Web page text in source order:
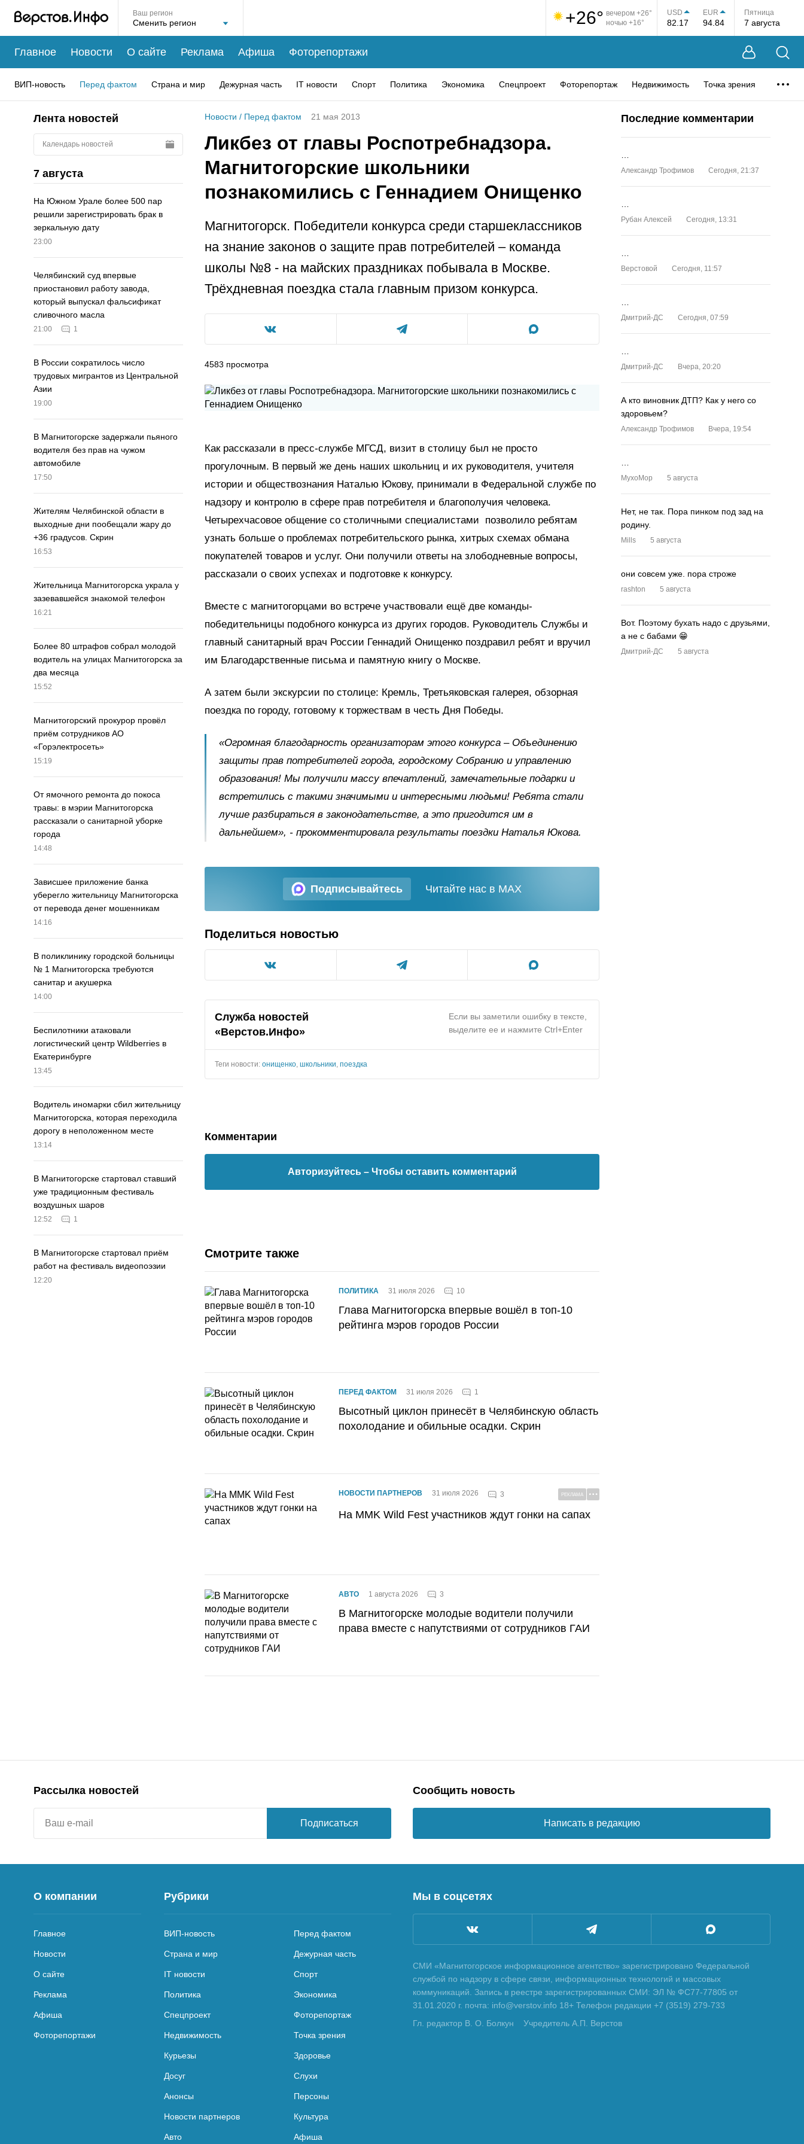
Ваш регион +26° вечером +26°
ночью +16°
USD
82.17
EUR
94.84
Пятница
7 августа
Главное Новости О сайте Реклама Афиша Фоторепортажи
ВИП-новость Перед фактом Страна и мир Дежурная часть IT новости Спорт Политика Экономика Спецпроект Фоторепортаж Недвижимость Точка зрения
Лента новостей
Календарь новостей
7 августа
На Южном Урале более 500 пар
решили зарегистрировать брак в
зеркальную дату
23:00
Челябинский суд впервые
приостановил работу завода,
который выпускал фальсификат
сливочного масла
21:00 1
В России сократилось число
трудовых мигрантов из Центральной
Азии
19:00
В Магнитогорске задержали пьяного
водителя без прав на чужом
автомобиле
17:50
Жителям Челябинской области в
выходные дни пообещали жару до
+36 градусов. Скрин
16:53
Жительница Магнитогорска украла у
зазевавшейся знакомой телефон
16:21
Более 80 штрафов собрал молодой
водитель на улицах Магнитогорска за
два месяца
15:52
Магнитогорский прокурор провёл
приём сотрудников АО
«Горэлектросеть»
15:19
От ямочного ремонта до покоса
травы: в мэрии Магнитогорска
рассказали о санитарной уборке
города
14:48
Зависшее приложение банка
уберегло жительницу Магнитогорска
от перевода денег мошенникам
14:16
В поликлинику городской больницы
№ 1 Магнитогорска требуются
санитар и акушерка
14:00
Беспилотники атаковали
логистический центр Wildberries в
Екатеринбурге
13:45
Водитель иномарки сбил жительницу
Магнитогорска, которая переходила
дорогу в неположенном месте
13:14
В Магнитогорске стартовал ставший
уже традиционным фестиваль
воздушных шаров
12:52 1
В Магнитогорске стартовал приём
работ на фестиваль видеопоэзии
12:20
Новости / Перед фактом 21 мая 2013
Ликбез от главы Роспотребнадзора.
Магнитогорские школьники
познакомились с Геннадием Онищенко
Магнитогорск. Победители конкурса среди старшеклассников
на знание законов о защите прав потребителей – команда
школы №8 - на майских праздниках побывала в Москве.
Трёхдневная поездка стала главным призом конкурса.
4583 просмотра
Как рассказали в пресс-службе МГСД, визит в столицу был не просто
прогулочным. В первый же день наших школьниц и их руководителя, учителя
истории и обществознания Наталью Юкову, принимали в Федеральной службе по
надзору и контролю в сфере прав потребителя и благополучия человека.
Четырехчасовое общение со столичными специалистами позволило ребятам
узнать больше о проблемах потребительского рынка, хитрых схемах обмана
покупателей товаров и услуг. Они получили ответы на злободневные вопросы,
рассказали о своих успехах и подготовке к конкурсу.
Вместе с магнитогорцами во встрече участвовали ещё две команды-
победительницы подобного конкурса из других городов. Руководитель Службы и
главный санитарный врач России Геннадий Онищенко поздравил ребят и вручил
им Благодарственные письма и памятную книгу о Москве.
А затем были экскурсии по столице: Кремль, Третьяковская галерея, обзорная
поездка по городу, готовому к торжествам в честь Дня Победы.
«Огромная благодарность организаторам этого конкурса – Объединению
защиты прав потребителей города, городскому Собранию и управлению
образования! Мы получили массу впечатлений, замечательные подарки и
встретились с такими значимыми и интересными людьми! Ребята стали
лучше разбираться в законодательстве, а это пригодится им в
дальнейшем», - прокомментировала результаты поездки Наталья Юкова.
Подписывайтесь Читайте нас в MAX
Поделиться новостью
Служба новостей
«Верстов.Инфо»
Если вы заметили ошибку в тексте,
выделите ее и нажмите Ctrl+Enter
Теги новости: онищенко, школьники, поездка
Комментарии
Авторизуйтесь – Чтобы оставить комментарий
Смотрите также
ПОЛИТИКА 31 июля 2026 10
Глава Магнитогорска впервые вошёл в топ-10
рейтинга мэров городов России
ПЕРЕД ФАКТОМ 31 июля 2026 1
Высотный циклон принесёт в Челябинскую область
похолодание и обильные осадки. Скрин
НОВОСТИ ПАРТНЕРОВ 31 июля 2026 3 РЕКЛАМА
На MMK Wild Fest участников ждут гонки на сапах
АВТО 1 августа 2026 3
В Магнитогорске молодые водители получили
права вместе с напутствиями от сотрудников ГАИ
Последние комментарии
Александр Трофимов Сегодня, 21:37
Рубан Алексей Сегодня, 13:31
Верстовой Сегодня, 11:57
Дмитрий-ДС Сегодня, 07:59
Дмитрий-ДС Вчера, 20:20
А кто виновник ДТП? Как у него со
здоровьем?
Александр Трофимов Вчера, 19:54
MyxoMop 5 августа
Нет, не так. Пора пинком под зад на
родину.
Mills 5 августа
они совсем уже. пора строже
rashton 5 августа
Вот. Поэтому бухать надо с друзьями,
а не с бабами 😁
Дмитрий-ДС 5 августа
Рассылка новостей
Подписаться
Сообщить новость
Написать в редакцию
О компании
Главное
Новости
О сайте
Реклама
Афиша
Фоторепортажи
Рубрики
ВИП-новость Перед фактом
Страна и мир Дежурная часть
IT новости Спорт
Политика Экономика
Спецпроект Фоторепортаж
Недвижимость Точка зрения
Курьезы Здоровье
Досуг Слухи
Анонсы Персоны
Новости партнеров Культура
Авто Афиша
Мы в соцсетях
СМИ «Магнитогорское информационное агентство» зарегистрировано Федеральной
службой по надзору в сфере связи, информационных технологий и массовых
коммуникаций. Запись в реестре зарегистрированных СМИ: ЭЛ № ФС77-77805 от
31.01.2020 г. почта: info@verstov.info 18+ Телефон редакции +7 (3519) 279-733
Гл. редактор В. О. Болкун
Учредитель А.П. Верстов